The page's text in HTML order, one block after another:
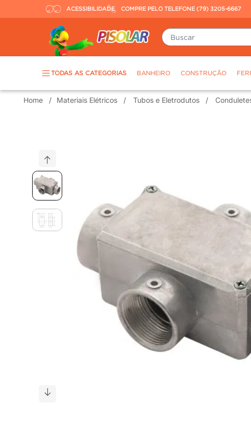
ACESSIBILIDADE COMPRE PELO TELEFONE (79) 3205-6667
Buscar
TODAS AS CATEGORIAS BANHEIRO CONSTRUÇÃO
Materiais Elétricos Tubos e Eletrodutos
2º porcelanato
porta
vaso sanitário
º cadeira